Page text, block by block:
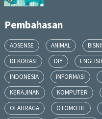
Pembahasan
ADSENSE ANIMAL
DEKORASI
DIY ENGLISH
INDONESIA
INFORMASI
KERAJINAN
KOMPUTER
OLAHRAGA
OTOMOTIF